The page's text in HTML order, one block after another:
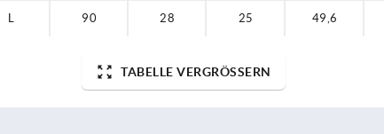
L 90 28 25 49,6
TABELLE VERGRÖSSERN